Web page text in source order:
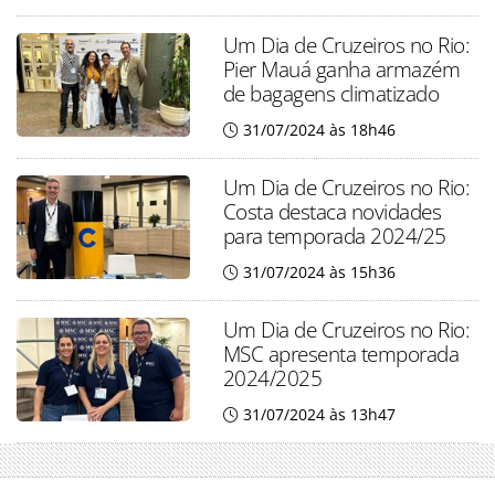
Um Dia de Cruzeiros no Rio:
Pier Mauá ganha armazém
de bagagens climatizado
31/07/2024 às 18h46
Um Dia de Cruzeiros no Rio:
Costa destaca novidades
para temporada 2024/25
31/07/2024 às 15h36
Um Dia de Cruzeiros no Rio:
MSC apresenta temporada
2024/2025
31/07/2024 às 13h47